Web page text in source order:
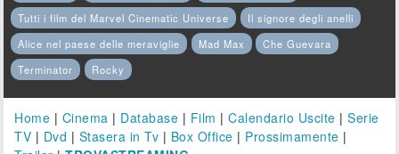
Tutti i film del Marvel Cinematic Universe
Il signore degli anelli
Alice nel paese delle meraviglie
Mad Max
Che Guevara
Terminator
Rocky
Home | Cinema | Database | Film |Calendario Uscite |Serie
TV | Dvd | Stasera in Tv | Box Office | Prossimamente |